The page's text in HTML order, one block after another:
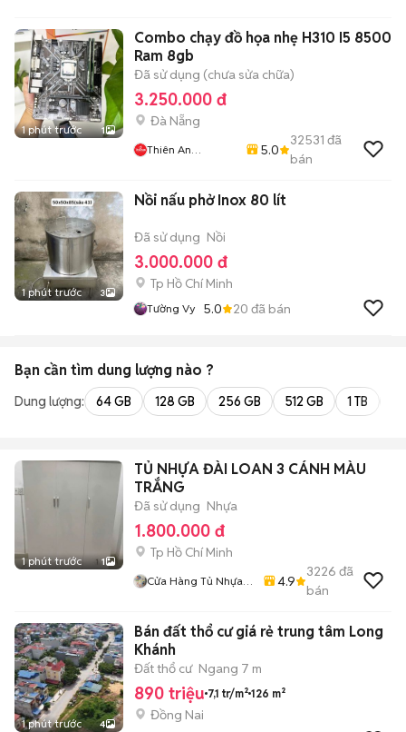
1 phút trước 1
Combo chạy đồ họa nhẹ H310 I5 8500
Ram 8gb
Đã sử dụng (chưa sửa chữa)
3.250.000 đ
Đà Nẵng
Thiên An
5.0
32531 đã
bán
1 phút trước 3
Nồi nấu phở Inox 80 lít
Đã sử dụng Nồi
3.000.000 đ
Tp Hồ Chí Minh
Tường Vy 5.0 20 đã bán
Bạn cần tìm dung lượng nào ?
Dung lượng: 64 GB 128 GB 256 GB 512 GB 1 TB
1 phút trước 1
TỦ NHỰA ĐÀI LOAN 3 CÁNH MÀU
TRẮNG
Đã sử dụng Nhựa
1.800.000 đ
Tp Hồ Chí Minh
Cửa Hàng Tủ Nhựa
4.9
3226 đã
bán
1 phút trước 4
Bán đất thổ cư giá rẻ trung tâm Long
Khánh
Đất thổ cư Ngang 7 m
890 triệu 7,1 tr/m² 126 m²
Đồng Nai